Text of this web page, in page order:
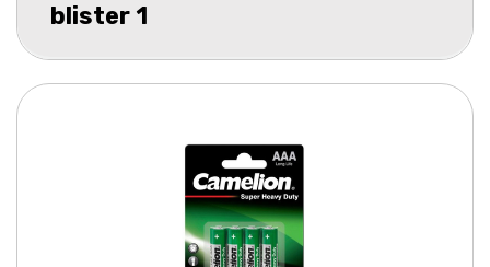
blister 1